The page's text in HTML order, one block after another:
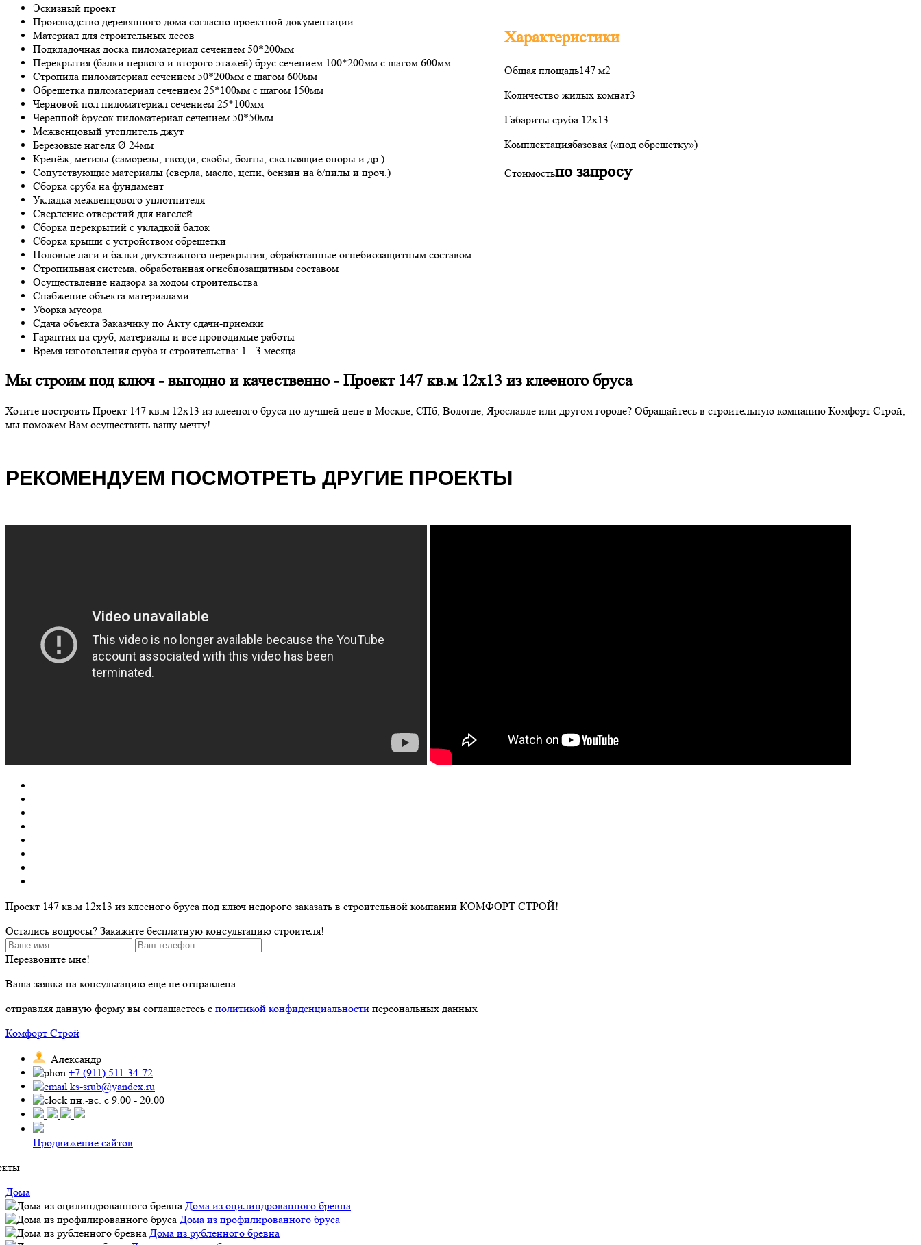
Характеристики
Общая площадь147 м2
Количество жилых комнат3
Габариты сруба 12х13
Комплектациябазовая («под обрешетку»)
Стоимостьпо запросу
Эскизный проект
Производство деревянного дома согласно проектной документации
Материал для строительных лесов
Подкладочная доска пиломатериал сечением 50*200мм
Перекрытия (балки первого и второго этажей) брус сечением 100*200мм с шагом 600мм
Стропила пиломатериал сечением 50*200мм с шагом 600мм
Обрешетка пиломатериал сечением 25*100мм с шагом 150мм
Черновой пол пиломатериал сечением 25*100мм
Черепной брусок пиломатериал сечением 50*50мм
Межвенцовый утеплитель джут
Берёзовые нагеля Ø 24мм
Крепёж, метизы (саморезы, гвозди, скобы, болты, скользящие опоры и др.)
Сопутствующие материалы (сверла, масло, цепи, бензин на б/пилы и проч.)
Сборка сруба на фундамент
Укладка межвенцового уплотнителя
Сверление отверстий для нагелей
Сборка перекрытий с укладкой балок
Сборка крыши с устройством обрешетки
Половые лаги и балки двухэтажного перекрытия, обработанные огнебиозащитным составом
Стропильная система, обработанная огнебиозащитным составом
Осуществление надзора за ходом строительства
Снабжение объекта материалами
Уборка мусора
Сдача объекта Заказчику по Акту сдачи-приемки
Гарантия на сруб, материалы и все проводимые работы
Время изготовления сруба и строительства: 1 - 3 месяца
Мы строим под ключ - выгодно и качественно - Проект 147 кв.м 12х13 из клееного бруса
Хотите построить Проект 147 кв.м 12х13 из клееного бруса по лучшей цене в Москве, СПб, Вологде, Ярославле или другом городе? Обращайтесь в строительную компанию Комфорт Строй,
мы поможем Вам осуществить вашу мечту!
РЕКОМЕНДУЕМ ПОСМОТРЕТЬ ДРУГИЕ ПРОЕКТЫ
Проект 147 кв.м 12х13 из клееного бруса под ключ недорого заказать в строительной компании КОМФОРТ СТРОЙ!
Остались вопросы? Закажите бесплатную консультацию строителя!
Перезвоните мне!
Ваша заявка на консультацию еще не отправлена
отправляя данную форму вы соглашаетесь с политикой конфиденциальности персональных данных
Комфорт Строй
Александр
+7 (911) 511-34-72
ks-srub@yandex.ru
пн.-вс. с 9.00 - 20.00
Продвижение сайтов
Дома
Дома из оцилиндрованного бревна
Дома из профилированного бруса
Дома из рубленного бревна